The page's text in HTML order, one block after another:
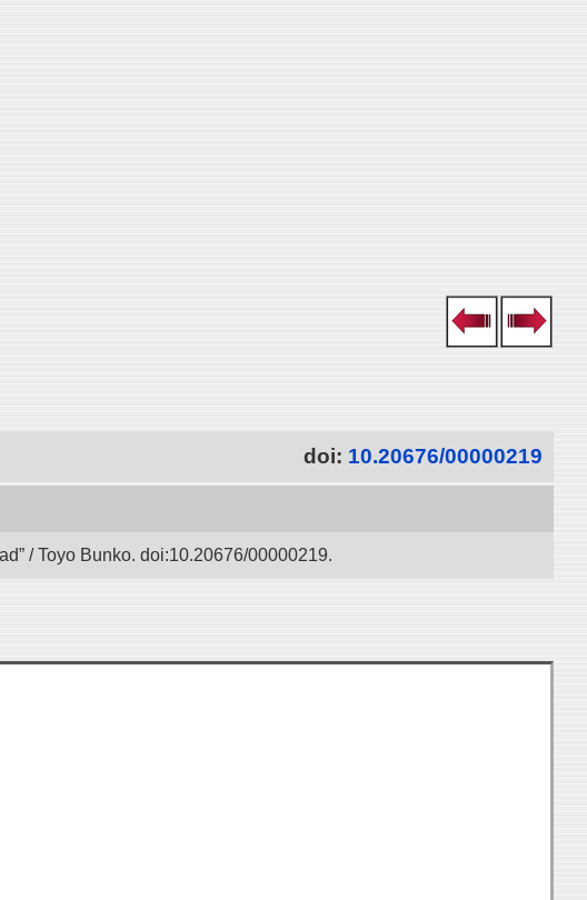
doi: 10.20676/00000219
/ Toyo Bunko. doi:10.20676/00000219.